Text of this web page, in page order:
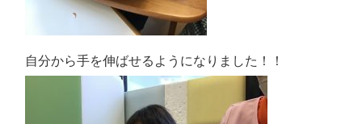
自分から手を伸ばせるようになりました！！